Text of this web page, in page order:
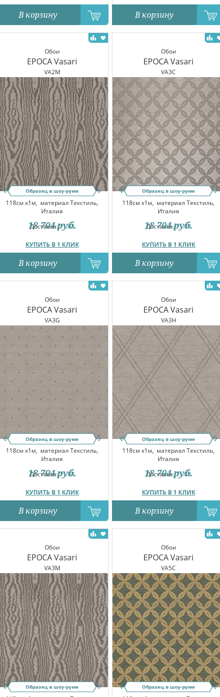
В корзину В корзину
Обои
EPOCA Vasari
VA2M
Образец в шоу-руме
118см x1м, материал Текстиль,
Италия
Доставка:11.08
КУПИТЬ В 1 КЛИК
18 704 руб.
В корзину
Обои
EPOCA Vasari
VA3C
Образец в шоу-руме
118см x1м, материал Текстиль,
Италия
Доставка:11.08
КУПИТЬ В 1 КЛИК
18 704 руб.
В корзину
Обои
EPOCA Vasari
VA3G
Образец в шоу-руме
118см x1м, материал Текстиль,
Италия
Доставка:11.08
КУПИТЬ В 1 КЛИК
18 704 руб.
В корзину
Обои
EPOCA Vasari
VA3H
Образец в шоу-руме
118см x1м, материал Текстиль,
Италия
Доставка:11.08
КУПИТЬ В 1 КЛИК
18 704 руб.
В корзину
Обои
EPOCA Vasari
VA3M
Образец в шоу-руме
Обои
EPOCA Vasari
VA5C
Образец в шоу-руме